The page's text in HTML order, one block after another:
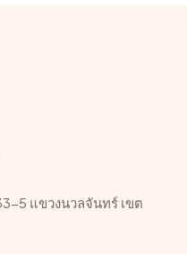
5 แขวงนวลจันทร์ เขต